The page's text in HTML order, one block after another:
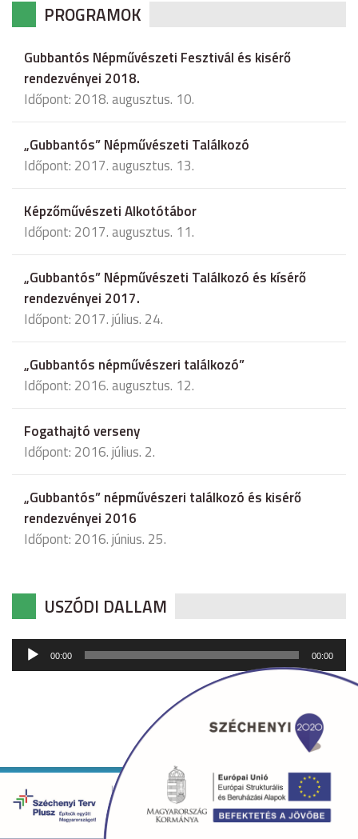
PROGRAMOK
Gubbantós Népművészeti Fesztivál és kisérő
rendezvényei 2018.
Időpont: 2018. augusztus. 10.
„Gubbantós” Népművészeti Találkozó
Időpont: 2017. augusztus. 13.
Képzőművészeti Alkotótábor
Időpont: 2017. augusztus. 11.
„Gubbantós” Népművészeti Találkozó és kísérő
rendezvényei 2017.
Időpont: 2017. július. 24.
„Gubbantós népművészeri találkozó”
Időpont: 2016. augusztus. 12.
Fogathajtó verseny
Időpont: 2016. július. 2.
„Gubbantós” népművészeri találkozó és kisérő
rendezvényei 2016
Időpont: 2016. június. 25.
USZÓDI DALLAM
Audió
lejátszó
00:00 00:00
Copyright © 2026 uszod.hu Minden jog fenntartva. •
Készítette:fridrik.me